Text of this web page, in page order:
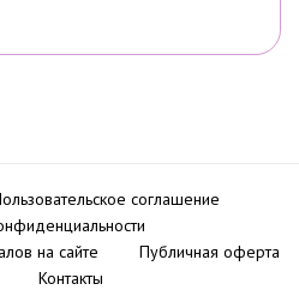
соглашение
на сайте
Публичная оферта
Контакты